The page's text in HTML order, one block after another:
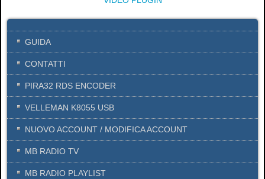
GUIDA
CONTATTI
PIRA32 RDS ENCODER
VELLEMAN K8055 USB
NUOVO ACCOUNT / MODIFICA ACCOUNT
MB RADIO TV
MB RADIO PLAYLIST